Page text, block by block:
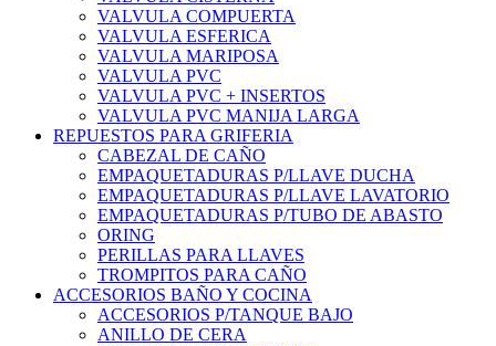
VALVULA COMPUERTA
VALVULA ESFERICA
VALVULA MARIPOSA
VALVULA PVC
VALVULA PVC + INSERTOS
VALVULA PVC MANIJA LARGA
REPUESTOS PARA GRIFERIA
CABEZAL DE CAÑO
EMPAQUETADURAS P/LLAVE DUCHA
EMPAQUETADURAS P/LLAVE LAVATORIO
EMPAQUETADURAS P/TUBO DE ABASTO
ORING
PERILLAS PARA LLAVES
TROMPITOS PARA CAÑO
ACCESORIOS BAÑO Y COCINA
ACCESORIOS P/TANQUE BAJO
ANILLO DE CERA